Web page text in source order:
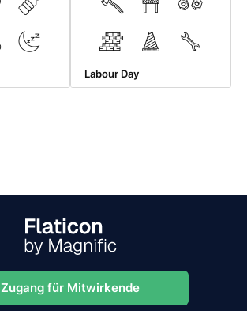
Labour Day
Zugang für Mitwirkende